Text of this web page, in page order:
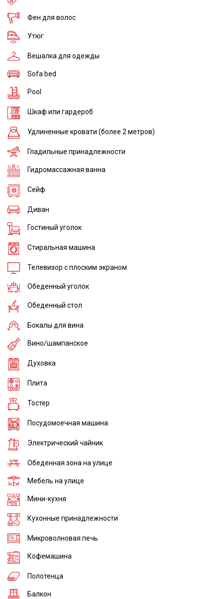
Фен для волос
Утюг
Вешалка для одежды
Sofa bed
Pool
Шкаф или гардероб
Удлиненные кровати (более 2 метров)
Гладильные принадлежности
Гидромассажная ванна
Сейф
Диван
Гостиный уголок
Стиральная машина
Телевизор с плоским экраном
Обеденный уголок
Обеденный стол
Бокалы для вина
Вино/шампанское
Духовка
Плита
Тостер
Посудомоечная машина
Электрический чайник
Обеденная зона на улице
Мебель на улице
Мини-кухня
Кухонные принадлежности
Микроволновая печь
Кофемашина
Полотенца
Балкон